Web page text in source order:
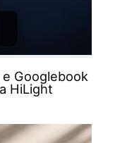
Googlebook
HiLight